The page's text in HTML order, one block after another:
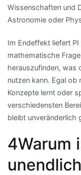
Wissenschaften und
Astronomie oder
Im Endeffekt liefert
mathematische
herauszufinden, was
nutzen kann. Egal ob
Konzepte lernt oder
verschiedensten
bleibt unveränderlich
4Warum